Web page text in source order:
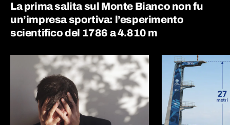
La prima salita sul Monte Bianco non fu
un’impresa sportiva: l’esperimento
scientifico del 1786 a 4.810 m